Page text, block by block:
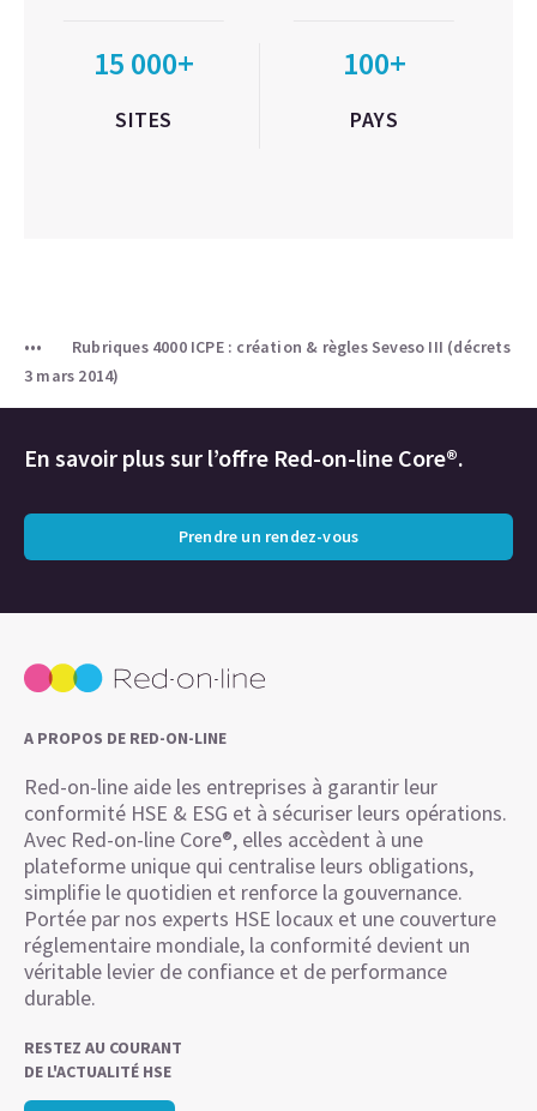
15 000+
SITES
100+
PAYS
Rubriques 4000 ICPE : création & règles Seveso III (décrets
3 mars 2014)
En savoir plus sur l’offre Red-on-line Core®.
Prendre un rendez-vous
A PROPOS DE RED-ON-LINE
Red-on-line aide les entreprises à garantir leur
conformité HSE & ESG et à sécuriser leurs opérations.
Avec Red-on-line Core®, elles accèdent à une
plateforme unique qui centralise leurs obligations,
simplifie le quotidien et renforce la gouvernance.
Portée par nos experts HSE locaux et une couverture
réglementaire mondiale, la conformité devient un
véritable levier de confiance et de performance
durable.
RESTEZ AU COURANT
DE L'ACTUALITÉ HSE